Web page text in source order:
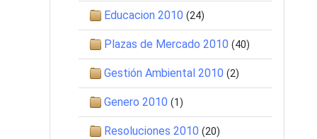
Educacion 2010 (24)
Plazas de Mercado 2010 (40)
Gestión Ambiental 2010 (2)
Genero 2010 (1)
Resoluciones 2010 (20)